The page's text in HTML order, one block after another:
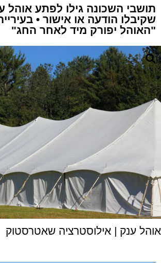
תושבי השכונה גילו לפתע אוהל
שקיבלו הודעה או אישור •
"האוהל יפורק מיד לאחר החג"
אוהל ענק | אילוסטרציה שאטרסטוק